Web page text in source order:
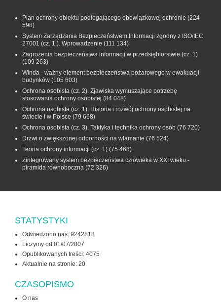
Plan ochrony obiektu podlegającego obowiązkowej ochronie (224
598)
System Zarządzania Bezpieczeństwem Informacji zgodny z ISO/IEC
27001 (cz. 1.). Wprowadzenie (111 134)
Zagrożenia bezpieczeństwa informacji w przedsiębiorstwie (cz. 1)
(109 263)
Winda - ważny element bezpieczeństwa pożarowego w ewakuacji
budynków (105 603)
Ochrona osobista (cz. 2). Zjawiska wymuszające potrzebę
stosowania ochrony osobistej (84 048)
Ochrona osobista (cz. 1). Historia i rozwój ochrony osobistej na
świecie i w Polsce (79 668)
Ochrona osobista (cz. 3). Taktyka i technika ochrony osób (76 720)
Drzwi o zwiększonej odporności na włamanie (76 524)
Teoria ochrony informacji (cz. 1) (75 468)
Zintegrowany system bezpieczeństwa człowieka w XXI wieku -
piramida równoboczna (72 326)
STATYSTYKI
Odwiedzono nas: 9242818
Liczymy od 01/07/2007
Opublikowanych treści: 4075
Aktualnie na stronie: 20
CZASOPISMO
O nas